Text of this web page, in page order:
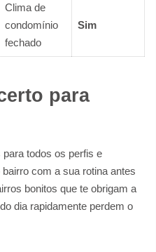
Clima de
condomínio
fechado
Sim
para
todos os perfis e
com a sua rotina antes
bonitos que te obrigam a
dia rapidamente perdem o